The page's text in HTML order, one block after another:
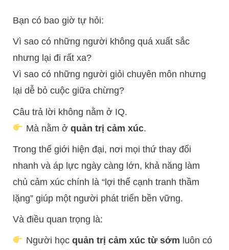
Bạn có bao giờ tự hỏi:
Vì sao có những người không quá xuất sắc
nhưng lại đi rất xa?
Vì sao có những người giỏi chuyên môn nhưng
lại dễ bỏ cuộc giữa chừng?
Câu trả lời không nằm ở IQ.
Mà nằm ở quản trị cảm xúc.
Trong thế giới hiện đại, nơi mọi thứ thay đổi
nhanh và áp lực ngày càng lớn, khả năng làm
chủ cảm xúc chính là “lợi thế cạnh tranh thầm
lặng” giúp một người phát triển bền vững.
Và điều quan trọng là:
Người học quản trị cảm xúc từ sớm luôn có